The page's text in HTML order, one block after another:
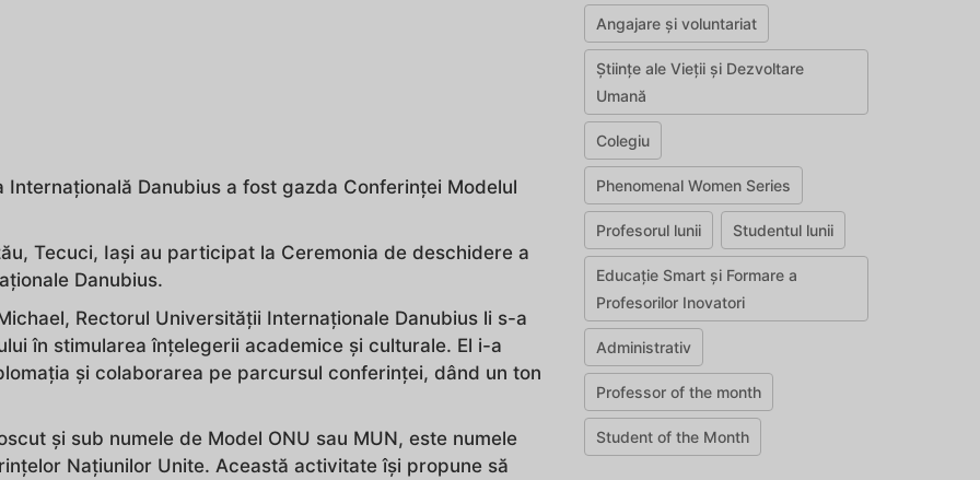
Danubius a fost gazda Conferinței Modelul
Tecuci, Iaşi au participat la Ceremonia de deschidere a
Danubius.
Rectorul Universității Internaționale Danubius li s-a
în stimularea înțelegerii academice și culturale. El i-a
și colaborarea pe parcursul conferinței, dând un ton
și sub numele de Model ONU sau MUN, este numele
Națiunilor Unite. Această activitate își propune să
Angajare și voluntariat
Științe ale Vieții și Dezvoltare
Umană
Colegiu
Phenomenal Women Series
Profesorul lunii Studentul lunii
Educație Smart și Formare a
Profesorilor Inovatori
Administrativ
Professor of the month
Student of the Month